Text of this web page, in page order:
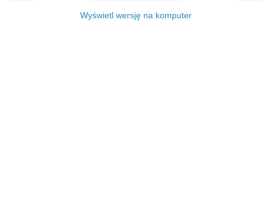
Wyświetl wersję na komputer